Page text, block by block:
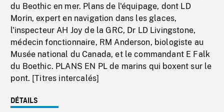
du Beothic en mer. Plans de l'équipage, dont LD
Morin, expert en navigation dans les glaces,
l'inspecteur AH Joy de la GRC, Dr LD Livingstone,
médecin fonctionnaire, RM Anderson, biologiste au
Musée national du Canada, et le commandant E Falk
du Boethic. PLANS EN PL de marins qui boxent sur le
pont. [Titres intercalés]
DÉTAILS